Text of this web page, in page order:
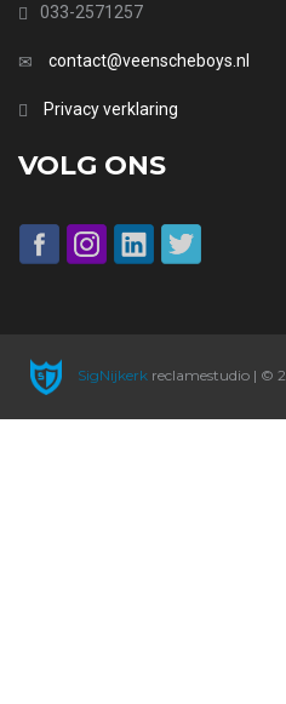
033-2571257
contact@veenscheboys.nl
Privacy verklaring
VOLG ONS
SigNijkerkreclamestudio | ©